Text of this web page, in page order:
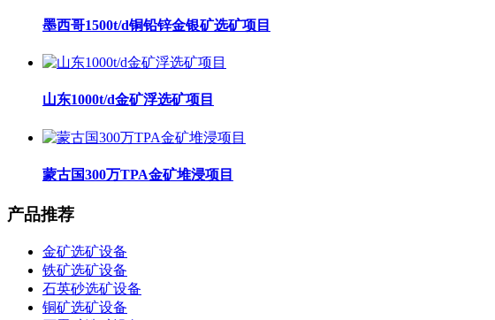
墨西哥1500t/d铜铅锌金银矿选矿项目
山东1000t/d金矿浮选矿项目
蒙古国300万TPA金矿堆浸项目
产品推荐
金矿选矿设备
铁矿选矿设备
石英砂选矿设备
铜矿选矿设备